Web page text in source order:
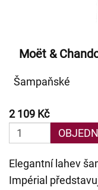
Moët &
Šampaňské
2 109 Kč
Elegantní lahev
Impérial